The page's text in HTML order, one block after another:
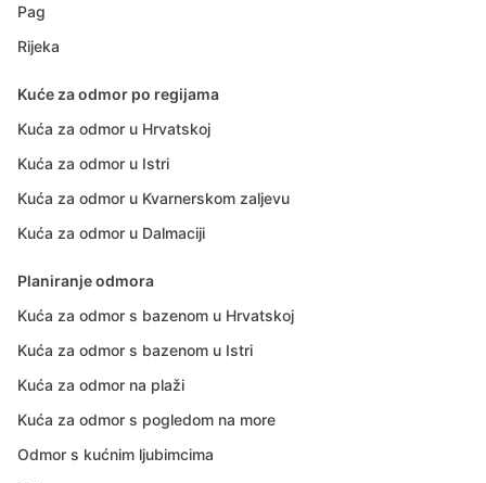
Pag
Rijeka
Kuće za odmor po regijama
Kuća za odmor u Hrvatskoj
Kuća za odmor u Istri
Kuća za odmor u Kvarnerskom zaljevu
Kuća za odmor u Dalmaciji
Planiranje odmora
Kuća za odmor s bazenom u Hrvatskoj
Kuća za odmor s bazenom u Istri
Kuća za odmor na plaži
Kuća za odmor s pogledom na more
Odmor s kućnim ljubimcima